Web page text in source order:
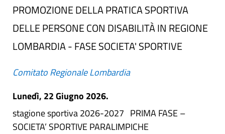
PROMOZIONE DELLA PRATICA SPORTIVA
DELLE PERSONE CON DISABILITÀ IN REGIONE
LOMBARDIA - FASE SOCIETA' SPORTIVE
Comitato Regionale Lombardia
Lunedì, 22 Giugno 2026.
stagione sportiva 2026-2027 PRIMA FASE –
SOCIETA’ SPORTIVE PARALIMPICHE